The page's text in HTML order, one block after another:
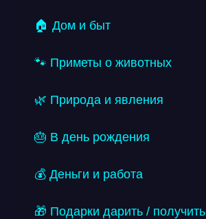
🏠 Дом и быт
🐾 Приметы о животных
🌿 Природа и явления
🎂 В день рождения
💰 Деньги и работа
🎁 Подарки дарить / получить